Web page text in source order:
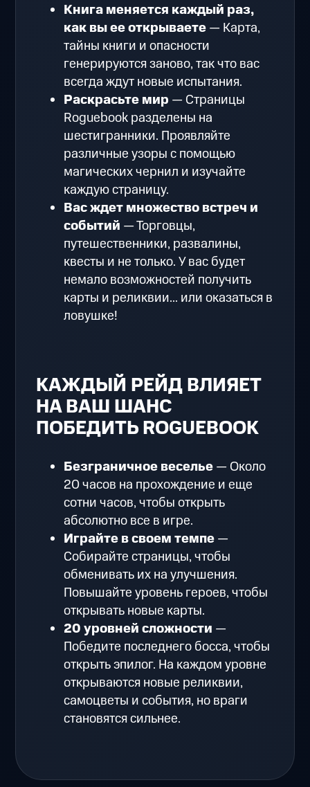
Книга меняется каждый раз,
как вы ее открываете— Карта,
тайны книги и опасности
генерируются заново, так что вас
всегда ждут новые испытания.
Раскрасьте мир — Страницы
Roguebook разделены на
шестигранники. Проявляйте
различные узоры с помощью
магических чернил и изучайте
каждую страницу.
Вас ждет множество встреч и
событий — Торговцы,
путешественники, развалины,
квесты и не только. У вас будет
немало возможностей получить
карты и реликвии... или оказаться в
ловушке!
КАЖДЫЙ РЕЙД ВЛИЯЕТ
НА ВАШ ШАНС
ПОБЕДИТЬ ROGUEBOOK
Безграничное веселье— Около
20 часов на прохождение и еще
сотни часов, чтобы открыть
абсолютно все в игре.
Играйте в своем темпе—
Собирайте страницы, чтобы
обменивать их на улучшения.
Повышайте уровень героев, чтобы
открывать новые карты.
20 уровней сложности —
Победите последнего босса, чтобы
открыть эпилог. На каждом уровне
открываются новые реликвии,
самоцветы и события, но враги
становятся сильнее.